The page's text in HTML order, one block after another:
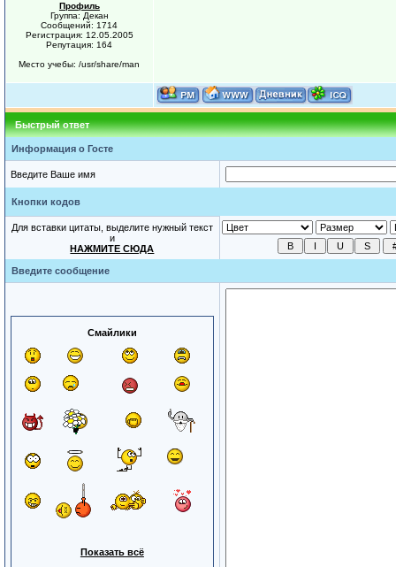
Профиль
Группа: Декан
Сообщений: 1714
Регистрация: 12.05.2005
Репутация: 164
Место учебы: /usr/share/man
Быстрый ответ
Информация о Госте
Введите Ваше имя
Кнопки кодов
Для вставки цитаты, выделите нужный текст
и
НАЖМИТЕ СЮДА
Введите сообщение
Смайлики
Показать всё